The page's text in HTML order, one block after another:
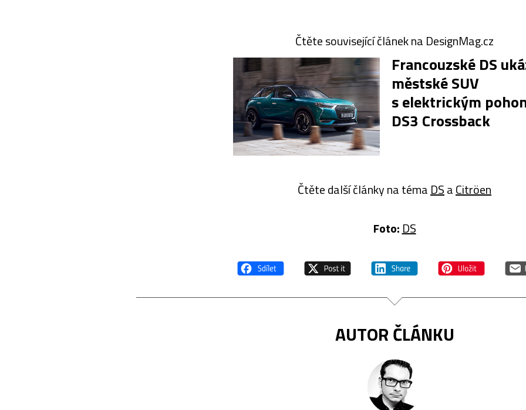
Čtěte související článek na DesignMag.cz
Francouzské DS
městské SUV
s elektrickým
DS3 Crossback
Čtěte další články na téma DSaCitröen
Foto: DS
AUTOR ČLÁNKU